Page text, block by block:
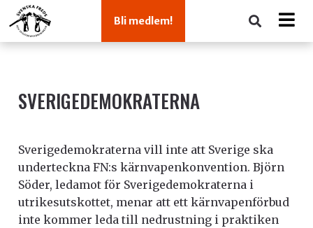
Bli medlem!
SVERIGEDEMOKRATERNA
Sverigedemokraterna vill inte att Sverige ska
underteckna FN:s kärnvapenkonvention. Björn
Söder, ledamot för Sverigedemokraterna i
utrikesutskottet, menar att ett kärnvapenförbud
inte kommer leda till nedrustning i praktiken